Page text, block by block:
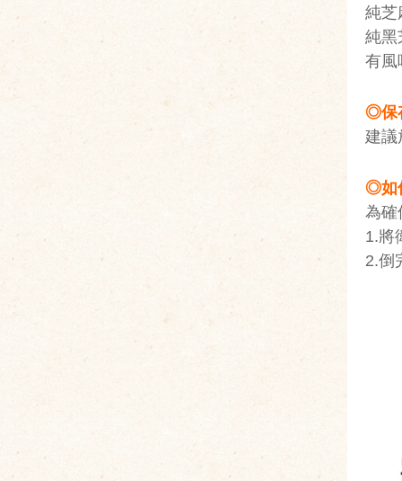
純芝
純黑
有風
◎保
建議
◎如
為確
1.將
2.倒